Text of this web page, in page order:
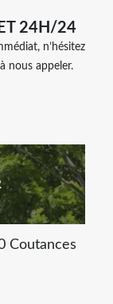
24H/24
n’hésitez
nous appeler.
Coutances